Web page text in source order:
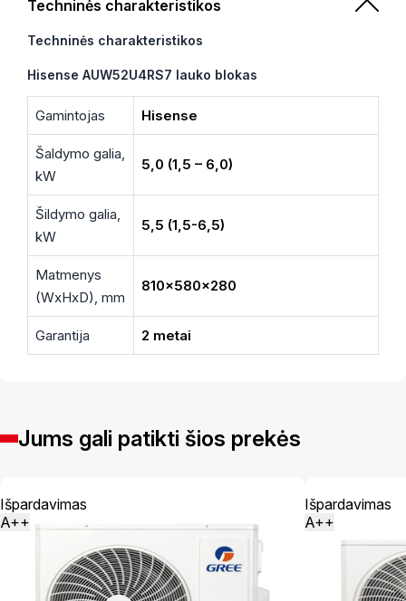
Techninės charakteristikos
Techninės charakteristikos
Hisense AUW52U4RS7 lauko blokas
Gamintojas Hisense
Šaldymo galia,
kW
5,0 (1,5 – 6,0)
Šildymo galia,
kW
5,5 (1,5-6,5)
Matmenys
(WxHxD), mm
810x580x280
Garantija 2 metai
Jums gali patikti šios prekės
Išpardavimas
A++
Išpardavimas
A++